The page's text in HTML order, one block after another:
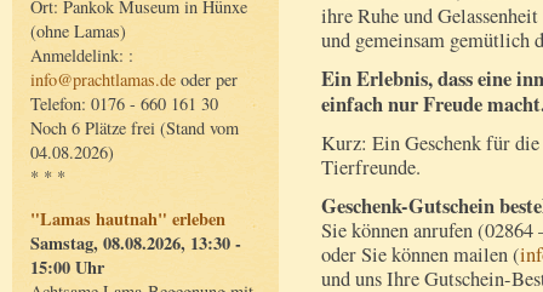
Ort: Pankok Museum in Hünxe
(ohne Lamas)
Anmeldelink: :
info@prachtlamas.de oder per
Telefon: 0176 - 660 161 30
Noch 6 Plätze frei (Stand vom
04.08.2026)
* * *
"Lamas hautnah" erleben
Samstag, 08.08.2026, 13:30 -
15:00 Uhr
ihre Ruhe und
und gemeinsam gemütlich
Ein Erlebnis, dass eine
einfach nur Freude
Kurz: Ein Geschenk für
Tierfreunde.
Geschenk-Gutschein
Sie können anrufen (02864
oder Sie können mailen (
und uns Ihre Gutschein-